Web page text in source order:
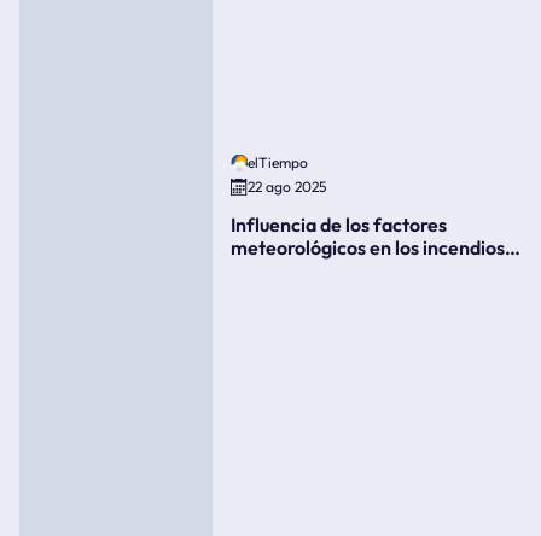
elTiempo
22 ago 2025
Influencia de los factores
meteorológicos en los incendios